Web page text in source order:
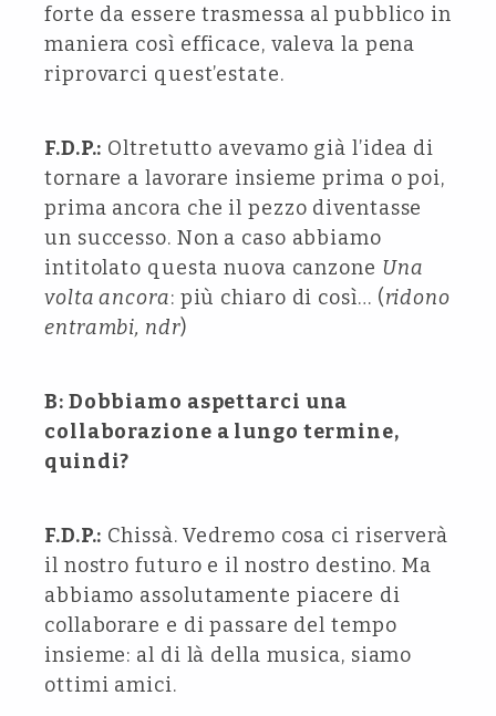
forte da essere trasmessa al pubblico in
maniera così efficace, valeva la pena
riprovarci quest’estate.
F.D.P.: Oltretutto avevamo già l’idea di
tornare a lavorare insieme prima o poi,
prima ancora che il pezzo diventasse
un successo. Non a caso abbiamo
intitolato questa nuova canzone Una
volta ancora: più chiaro di così… (ridono
entrambi, ndr)
B: Dobbiamo aspettarci una
collaborazione a lungo termine,
quindi?
F.D.P.: Chissà. Vedremo cosa ci riserverà
il nostro futuro e il nostro destino. Ma
abbiamo assolutamente piacere di
collaborare e di passare del tempo
insieme: al di là della musica, siamo
ottimi amici.